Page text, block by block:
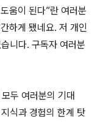
움이 된다”란 여러분
하게 됐네요. 저 개인
니다. 구독자 여러분
두 여러분의 기대
식과 경험의 한계 탓